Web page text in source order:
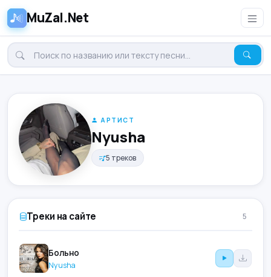
MuZal.Net
АРТИСТ
Nyusha
5 треков
Треки на сайте 5
Больно
Nyusha